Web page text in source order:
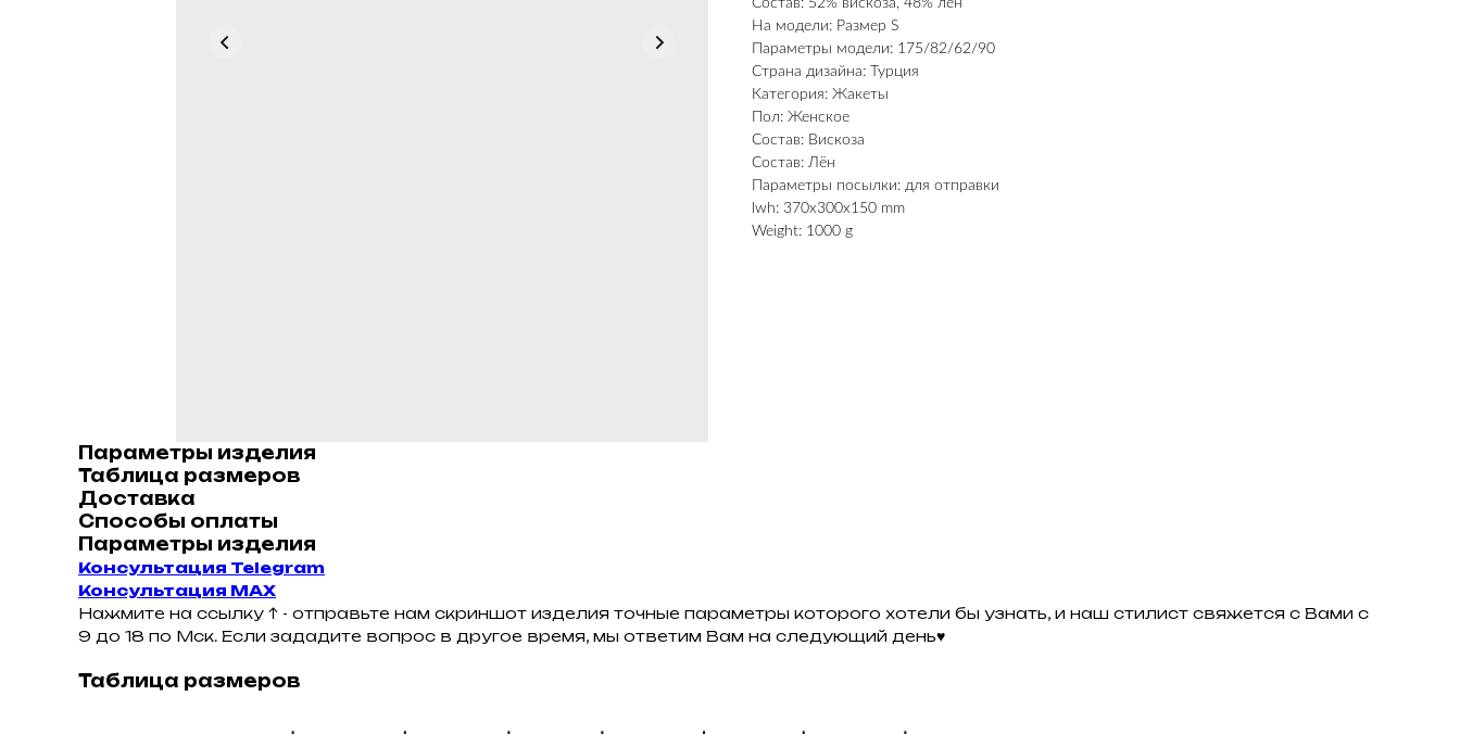
Состав: 52% вискоза, 48% лен
На модели: Размер S
Параметры модели: 175/82/62/90
Страна дизайна: Турция
Категория: Жакеты
Пол: Женское
Состав: Вискоза
Состав: Лён
Параметры посылки: для отправки
lwh: 370x300x150 mm
Weight: 1000 g
Параметры изделия
Таблица размеров
Доставка
Способы оплаты
Параметры изделия
Консультация Telegram
Консультация MAX
Нажмите на ссылку ↑ - отправьте нам скриншот изделия точные параметры которого хотели бы узнать, и наш стилист свяжется с Вами с
9 до 18 по Мск. Если зададите вопрос в другое время, мы ответим Вам на следующий день♥
Таблица размеров